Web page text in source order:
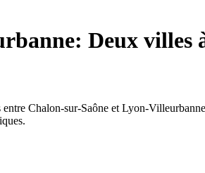
Deux villes
Chalon-sur-Saône et Lyon-